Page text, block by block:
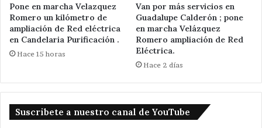
Pone en marcha Velazquez
Romero un kilómetro de
ampliación de Red eléctrica
en Candelaria Purificación .
Hace 15 horas
Van por más servicios en
Guadalupe Calderón ; pone
en marcha Velázquez
Romero ampliación de Red
Eléctrica.
Hace 2 días
Suscribete a nuestro canal de YouTube